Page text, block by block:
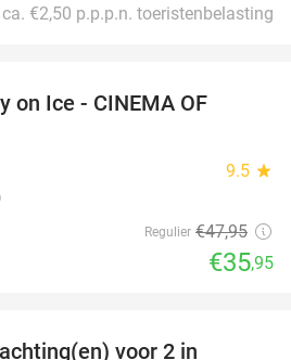
ca. €2,50 p.p.p.n. toeristenbelasting
on Ice - CINEMA OF
9.5 star
Regulier €47,95
€35,95
voor 2 in